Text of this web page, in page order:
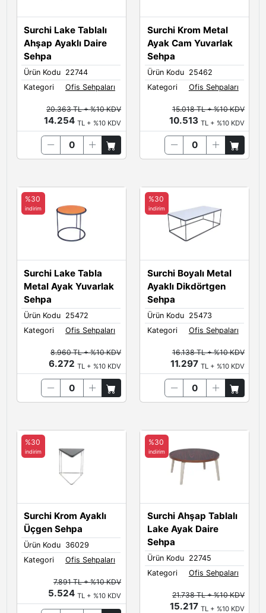
Surchi Lake Tablalı
Ahşap Ayaklı Daire
Sehpa
Ürün Kodu
22744
Kategori
Ofis Sehpaları
20.363 TL + %10 KDV
14.254TL + %10 KDV
Surchi Krom Metal
Ayak Cam Yuvarlak
Sehpa
Ürün Kodu
25462
Kategori
Ofis Sehpaları
15.018 TL + %10 KDV
10.513 TL + %10 KDV
Surchi Lake Tabla
Metal Ayak Yuvarlak
Sehpa
Ürün Kodu
25472
Kategori
Ofis Sehpaları
%30
indirim
8.960 TL + %10 KDV
6.272TL + %10 KDV
Surchi Boyalı Metal
Ayaklı Dikdörtgen
Sehpa
Ürün Kodu
25473
Kategori
Ofis Sehpaları
%30
indirim
16.138 TL + %10 KDV
11.297 TL + %10 KDV
Surchi Krom Ayaklı
Üçgen Sehpa
Ürün Kodu
36029
Kategori
Ofis Sehpaları
%30
indirim
7.891 TL + %10 KDV
5.524TL + %10 KDV
Surchi Ahşap Tablalı
Lake Ayak Daire
Sehpa
Ürün Kodu
22745
Kategori
Ofis Sehpaları
%30
indirim
21.738 TL + %10 KDV
15.217 TL + %10 KDV